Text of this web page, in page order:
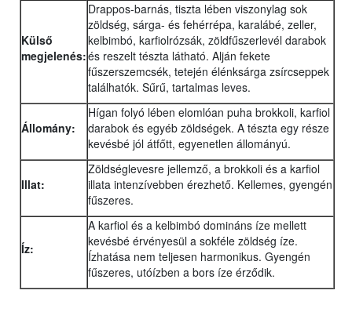
Külső
megjelenés:
Drappos-barnás, tiszta lében viszonylag sok
zöldség, sárga- és fehérrépa, karalábé, zeller,
kelbimbó, karfiolrózsák, zöldfűszerlevél darabok
és reszelt tészta látható. Alján fekete
fűszerszemcsék, tetején élénksárga zsírcseppek
találhatók. Sűrű, tartalmas leves.
Állomány:
Hígan folyó lében elomlóan puha brokkoli, karfiol
darabok és egyéb zöldségek. A tészta egy része
kevésbé jól átfőtt, egyenetlen állományú.
Illat:
Zöldséglevesre jellemző, a brokkoli és a karfiol
illata intenzívebben érezhető. Kellemes, gyengén
fűszeres.
Íz:
A karfiol és a kelbimbó domináns íze mellett
kevésbé érvényesül a sokféle zöldség íze.
Ízhatása nem teljesen harmonikus. Gyengén
fűszeres, utóízben a bors íze érződik.